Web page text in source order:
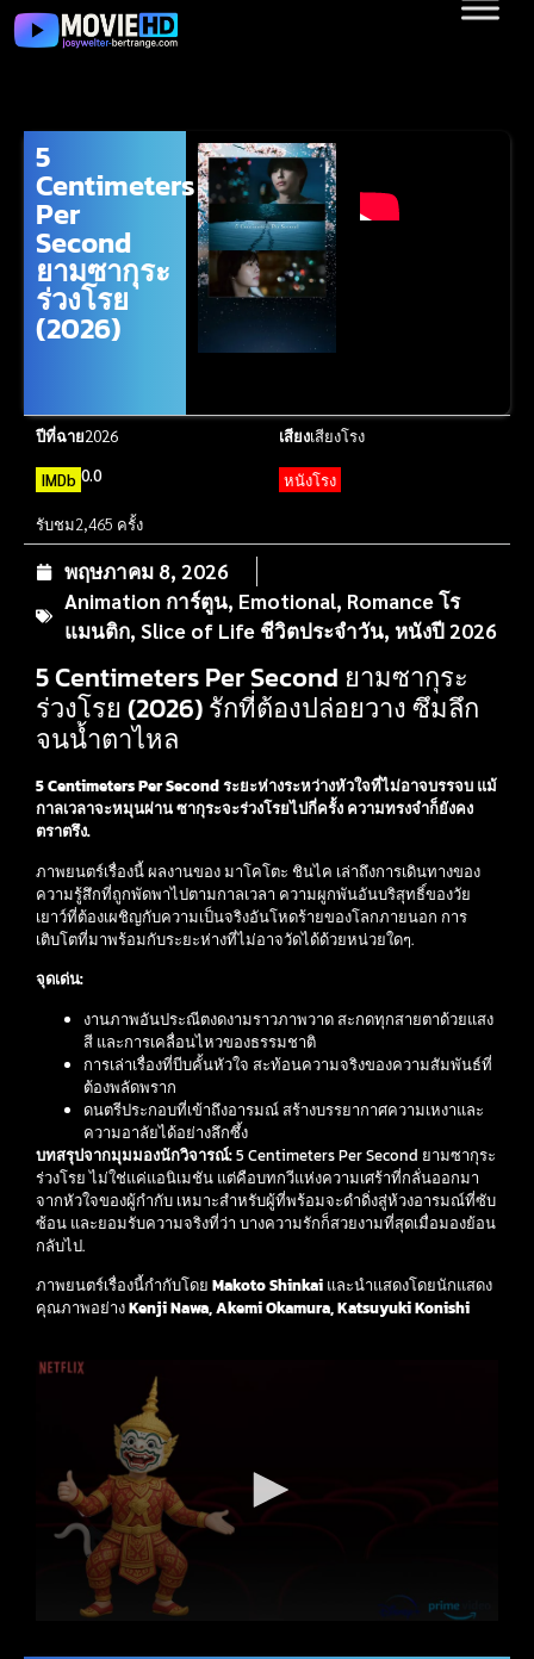
5
Centimeters
Per
Second
ยามซากุระ
ร่วงโรย
(2026)
ปีที่ฉาย2026 เสียงเสียงโรง
IMDb 0.0 หนังโรง
รับชม2,465 ครั้ง
พฤษภาคม 8, 2026
Animation การ์ตูน, Emotional, Romance โร
แมนติก, Slice of Life ชีวิตประจำวัน, หนังปี 2026
5 Centimeters Per Second ยามซากุระ
ร่วงโรย (2026) รักที่ต้องปล่อยวาง ซึมลึก
จนน้ำตาไหล
5 Centimeters Per Secondระยะห่างระหว่างหัวใจที่ไม่อาจบรรจบ แม้
กาลเวลาจะหมุนผ่าน ซากุระจะร่วงโรยไปกี่ครั้ง ความทรงจำก็ยังคง
ตราตรึง.
ภาพยนตร์เรื่องนี้ ผลงานของ มาโคโตะ ชินไค เล่าถึงการเดินทางของ
ความรู้สึกที่ถูกพัดพาไปตามกาลเวลา ความผูกพันอันบริสุทธิ์ของวัย
เยาว์ที่ต้องเผชิญกับความเป็นจริงอันโหดร้ายของโลกภายนอก การ
เติบโตที่มาพร้อมกับระยะห่างที่ไม่อาจวัดได้ด้วยหน่วยใดๆ.
จุดเด่น:
งานภาพอันประณีตงดงามราวภาพวาด สะกดทุกสายตาด้วยแสง
สี และการเคลื่อนไหวของธรรมชาติ
การเล่าเรื่องที่บีบคั้นหัวใจ สะท้อนความจริงของความสัมพันธ์ที่
ต้องพลัดพราก
ดนตรีประกอบที่เข้าถึงอารมณ์ สร้างบรรยากาศความเหงาและ
ความอาลัยได้อย่างลึกซึ้ง
บทสรุปจากมุมมองนักวิจารณ์:5 Centimeters Per Second ยามซากุระ
ร่วงโรย ไม่ใช่แค่แอนิเมชัน แต่คือบทกวีแห่งความเศร้าที่กลั่นออกมา
จากหัวใจของผู้กำกับ เหมาะสำหรับผู้ที่พร้อมจะดำดิ่งสู่ห้วงอารมณ์ที่ซับ
ซ้อน และยอมรับความจริงที่ว่า บางความรักก็สวยงามที่สุดเมื่อมองย้อน
กลับไป.
ภาพยนตร์เรื่องนี้กำกับโดย Makoto Shinkai และนำแสดงโดยนักแสดง
คุณภาพอย่างKenji Nawa, Akemi Okamura, Katsuyuki Konishi